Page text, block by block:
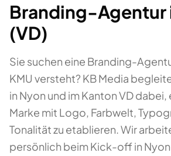
Branding-Agentur
(VD)
Sie suchen eine Branding-
KMU versteht? KB Media
in Nyon und im Kanton VD
Marke mit Logo, Farbwelt,
Tonalität zu etablieren. Wir
persönlich beim Kick-off in